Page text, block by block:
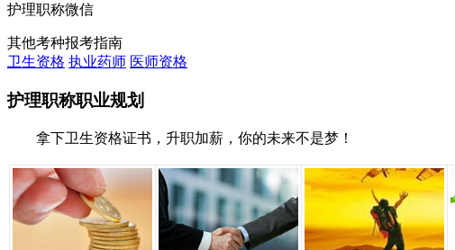
护理职称微信
其他考种报考指南
卫生资格 执业药师 医师资格
护理职称职业规划
拿下卫生资格证书，升职加薪，你的未来不是梦！